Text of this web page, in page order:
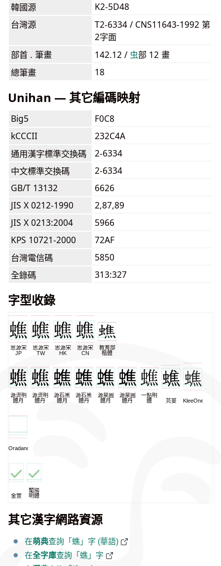
韓國源
K2-5D48
台灣源
T2-6334 / CNS11643-1992 第
2字面
部首 . 筆畫
142.12 / ⾍部 12 畫
總筆畫
18
Unihan — 其它編碼映射
Big5
F0C8
kCCCII
232C4A
通用漢字標準交換碼
2-6334
中文標準交換碼
2-6334
GB/T 13132
6626
JIS X 0212-1990
2,87,89
JIS X 0213:2004
5966
KPS 10721-2000
72AF
台灣電信碼
5850
全錄碼
313:327
字型收錄
思源宋
JP
思源宋
TW
思源宋
HK
思源宋
CN
教育部
楷體
源流明
體月
源流明
體丹
源石黑
體月
源石黑
體丹
源泉圓
體月
源泉圓
體丹
一點明
體
芫荽 KleeOne
Oradano
金萱
蘭陽
明體
其它漢字網路資源
在萌典查詢「蟭」字 (華語)
在全字庫查詢「蟭」字